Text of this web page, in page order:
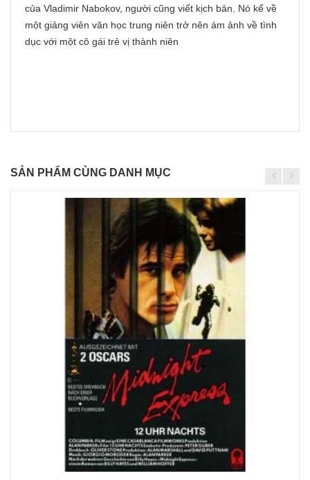
của Vladimir Nabokov, người cũng viết kịch bản. Nó kể về
một giảng viên văn học trung niên trở nên ám ảnh về tình
dục với một cô gái trẻ vị thành niên
SẢN PHẨM CÙNG DANH MỤC
Chi